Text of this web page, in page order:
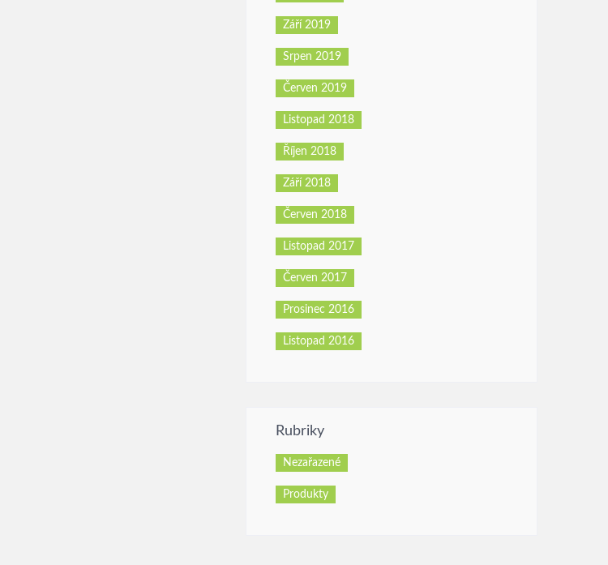
Září 2019
Srpen 2019
Červen 2019
Listopad 2018
Říjen 2018
Září 2018
Červen 2018
Listopad 2017
Červen 2017
Prosinec 2016
Listopad 2016
Rubriky
Nezařazené
Produkty